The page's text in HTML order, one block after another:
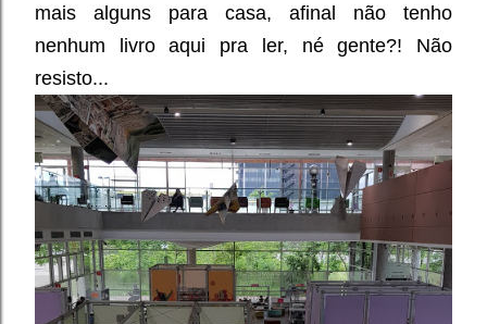
mais alguns para casa, afinal não tenho
nenhum livro aqui pra ler, né gente?! Não
resisto...